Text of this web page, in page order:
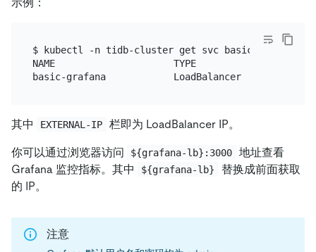
示例：
$ kubectl -n tidb-cluster get svc basic-grafana
NAME                     TYPE           CLUSTER-
其中 EXTERNAL-IP 栏即为 LoadBalancer IP。
你可以通过浏览器访问 ${grafana-lb}:3000
地址查看
Grafana 监控指标。其中
${grafana-lb}
替换成前面获取
的 IP。
注意